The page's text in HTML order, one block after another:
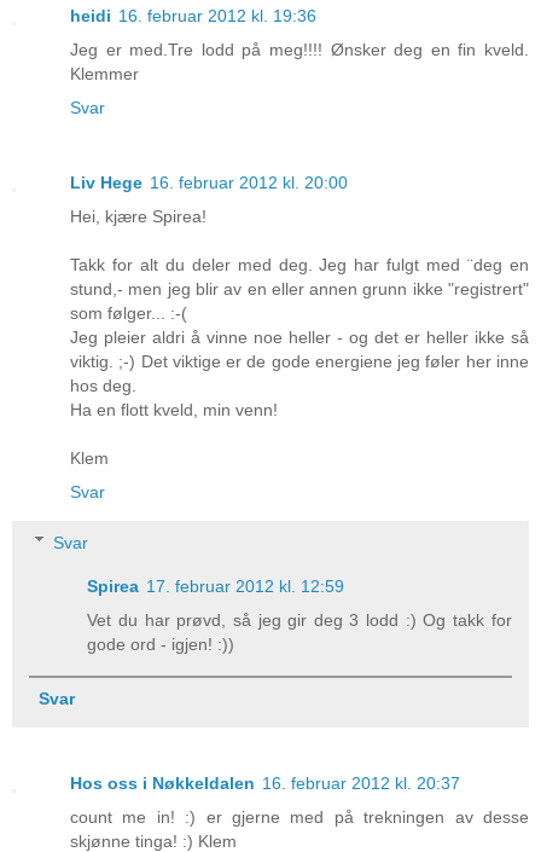
heidi 16. februar 2012 kl. 19:36
Jeg er med.Tre lodd på meg!!!! Ønsker deg en fin kveld.
Klemmer
Svar
Liv Hege 16. februar 2012 kl. 20:00
Hei, kjære Spirea!
Takk for alt du deler med deg. Jeg har fulgt med ¨deg en
stund,- men jeg blir av en eller annen grunn ikke "registrert"
som følger... :-(
Jeg pleier aldri å vinne noe heller - og det er heller ikke så
viktig. ;-) Det viktige er de gode energiene jeg føler her inne
hos deg.
Ha en flott kveld, min venn!
Klem
Svar
Svar
Spirea 17. februar 2012 kl. 12:59
Vet du har prøvd, så jeg gir deg 3 lodd :) Og takk for
gode ord - igjen! :))
Svar
Hos oss i Nøkkeldalen 16. februar 2012 kl. 20:37
count me in! :) er gjerne med på trekningen av desse
skjønne tinga! :) Klem